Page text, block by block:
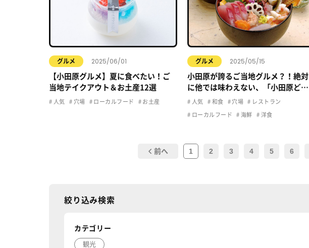
グルメ 2025/06/01
【小田原グルメ】夏に食べたい！ご
当地テイクアウト＆お土産12選
人気 穴場 ローカルフード お土産
グルメ 2025/05/15
小田原が誇るご当地グルメ？！絶対
に他では味わえない、「小田原ど
ん」についてご紹介！
人気 和食 穴場 レストラン
ローカルフード 海鮮 洋食
前へ 1 2 3 4 5 6
絞り込み検索
カテゴリー
観光